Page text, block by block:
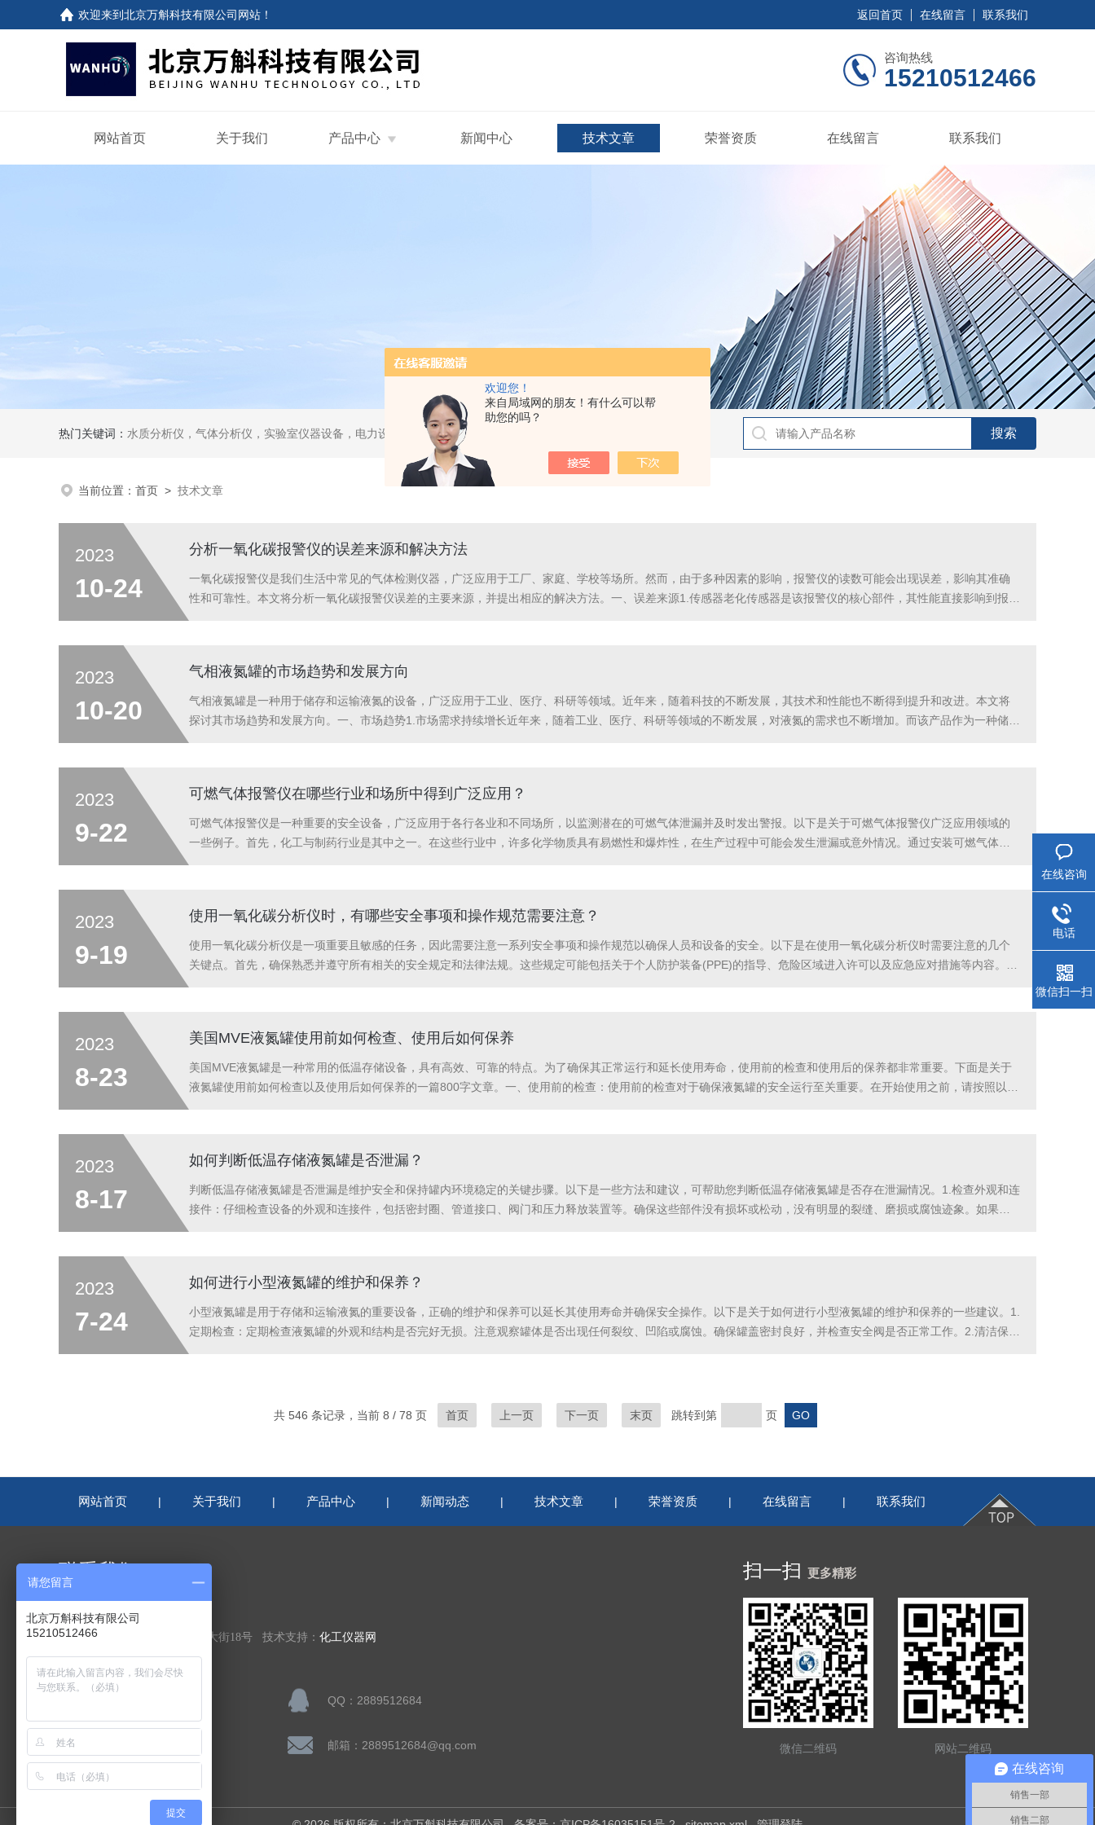
欢迎您！
来自局域网的朋友！有什么可以帮
助您的吗？
欢迎来到北京万斛科技有限公司网站 ！ 返回首页 在线留言 联系我们
咨询热线
15210512466
网站首页 关于我们 产品中心 新闻中心 技术文章 荣誉资质 在线留言 联系我们
热门关键词： 水质分析仪，气体分析仪，实验室仪器设备，电力设备、无损检测。
当前位置： 首页 > 技术文章
2023
10-24
分析一氧化碳报警仪的误差来源和解决方法
一氧化碳报警仪是我们生活中常见的气体检测仪器，广泛应用于工厂、家庭、学校等场所。然而，由于多种因素的影响，报警仪的读数可能会出现误差，影响其准确
性和可靠性。本文将分析一氧化碳报警仪误差的主要来源，并提出相应的解决方法。一、误差来源1.传感器老化传感器是该报警仪的核心部件，其性能直接影响到报警
2023
10-20
气相液氮罐的市场趋势和发展方向
气相液氮罐是一种用于储存和运输液氮的设备，广泛应用于工业、医疗、科研等领域。近年来，随着科技的不断发展，其技术和性能也不断得到提升和改进。本文将
探讨其市场趋势和发展方向。一、市场趋势1.市场需求持续增长近年来，随着工业、医疗、科研等领域的不断发展，对液氮的需求也不断增加。而该产品作为一种储存
2023
9-22
可燃气体报警仪在哪些行业和场所中得到广泛应用？
可燃气体报警仪是一种重要的安全设备，广泛应用于各行各业和不同场所，以监测潜在的可燃气体泄漏并及时发出警报。以下是关于可燃气体报警仪广泛应用领域的
一些例子。首先，化工与制药行业是其中之一。在这些行业中，许多化学物质具有易燃性和爆炸性，在生产过程中可能会发生泄漏或意外情况。通过安装可燃气体报
2023
9-19
使用一氧化碳分析仪时，有哪些安全事项和操作规范需要注意？
使用一氧化碳分析仪是一项重要且敏感的任务，因此需要注意一系列安全事项和操作规范以确保人员和设备的安全。以下是在使用一氧化碳分析仪时需要注意的几个
关键点。首先，确保熟悉并遵守所有相关的安全规定和法律法规。这些规定可能包括关于个人防护装备(PPE)的指导、危险区域进入许可以及应急应对措施等内容。请
2023
8-23
美国MVE液氮罐使用前如何检查、使用后如何保养
美国MVE液氮罐是一种常用的低温存储设备，具有高效、可靠的特点。为了确保其正常运行和延长使用寿命，使用前的检查和使用后的保养都非常重要。下面是关于
液氮罐使用前如何检查以及使用后如何保养的一篇800字文章。一、使用前的检查：使用前的检查对于确保液氮罐的安全运行至关重要。在开始使用之前，请按照以下
2023
8-17
如何判断低温存储液氮罐是否泄漏？
判断低温存储液氮罐是否泄漏是维护安全和保持罐内环境稳定的关键步骤。以下是一些方法和建议，可帮助您判断低温存储液氮罐是否存在泄漏情况。1.检查外观和连
接件：仔细检查设备的外观和连接件，包括密封圈、管道接口、阀门和压力释放装置等。确保这些部件没有损坏或松动，没有明显的裂缝、磨损或腐蚀迹象。如果发
2023
7-24
如何进行小型液氮罐的维护和保养？
小型液氮罐是用于存储和运输液氮的重要设备，正确的维护和保养可以延长其使用寿命并确保安全操作。以下是关于如何进行小型液氮罐的维护和保养的一些建议。1.
定期检查：定期检查液氮罐的外观和结构是否完好无损。注意观察罐体是否出现任何裂纹、凹陷或腐蚀。确保罐盖密封良好，并检查安全阀是否正常工作。2.清洁保
共 546 条记录，当前 8 / 78 页 首页 上一页 下一页 末页 跳转到第 页
网站首页 | 关于我们 | 产品中心 | 新闻动态 | 技术文章 | 荣誉资质 | 在线留言 | 联系我们
联系我们
公司地址：北京市房山区凯旋大街18号 技术支持： 化工仪器网
QQ：2889512684
邮箱：2889512684@qq.com
扫一扫 更多精彩
微信二维码 网站二维码
在线咨询
电话
微信扫一扫
在线咨询
销售一部
销售二部
请您留言
北京万斛科技有限公司
15210512466
提交